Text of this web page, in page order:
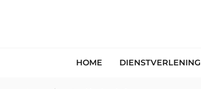
HOME DIENSTVERLENING